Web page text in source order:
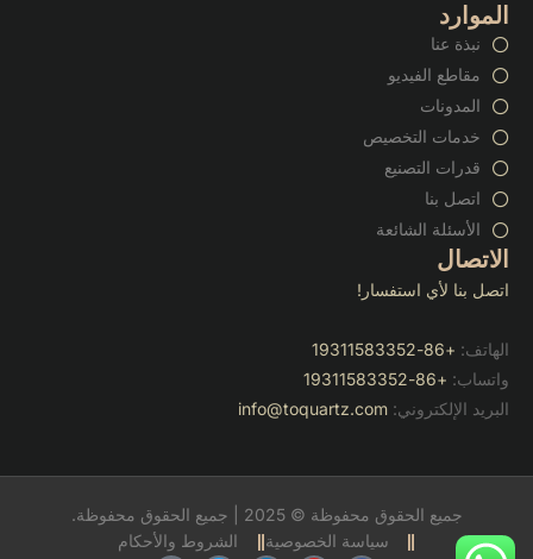
الموارد
نبذة عنا
مقاطع الفيديو
المدونات
خدمات التخصيص
قدرات التصنيع
اتصل بنا
الأسئلة الشائعة
الاتصال
اتصل بنا لأي استفسار!
الهاتف: +86-19311583352
واتساب: +86-19311583352
البريد الإلكتروني: info@toquartz.com
جميع الحقوق محفوظة © 2025 | جميع الحقوق محفوظة.
سياسة الخصوصية
الشروط والأحكام